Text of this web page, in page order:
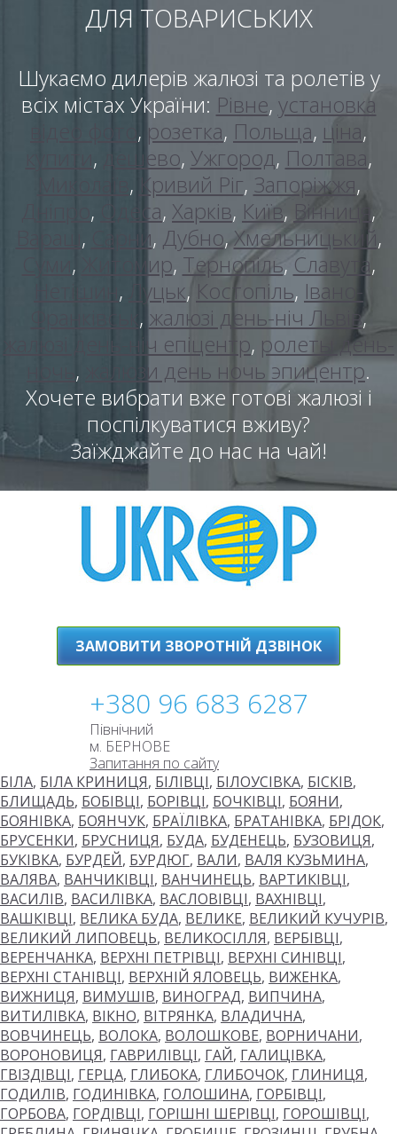
ДЛЯ ТОВАРИСЬКИХ
Шукаємо дилерів жалюзі та ролетів у
всіх містах України: Рівне, установка
відео фото , розетка, Польща, ціна,
, дешево, Ужгород, Полтава,
, Кривий Ріг, Запоріжжя,
, Одеса, Харків, Київ, Вінниця,
, Сарни, Дубно, Хмельницький,
, Житомир, Тернопіль, Славута,
Нетішин , Луцьк, Костопіль, Івано-
, жалюзі день-ніч Львів,
жалюзі день-ніч епіцентр, ролеты день-
, жалюзи день ночь эпицентр.
Хочете вибрати вже готові жалюзі і
поспілкуватися вживу?
Заїжджайте до нас на чай!
ЗАМОВИТИ ЗВОРОТНІЙ ДЗВІНОК
+380 96 683 6287
Північний
м. БЕРНОВЕ
Запитання по сайту
БІЛА, БІЛА КРИНИЦЯ, БІЛІВЦІ, БІЛОУСІВКА, БІСКІВ,
БЛИЩАДЬ, БОБІВЦІ, БОРІВЦІ, БОЧКІВЦІ, БОЯНИ,
БОЯНІВКА, БОЯНЧУК, БРАЇЛІВКА, БРАТАНІВКА, БРІДОК,
БРУСЕНКИ, БРУСНИЦЯ, БУДА, БУДЕНЕЦЬ, БУЗОВИЦЯ,
БУКІВКА, БУРДЕЙ, БУРДЮГ, ВАЛИ, ВАЛЯ КУЗЬМИНА,
ВАЛЯВА, ВАНЧИКІВЦІ, ВАНЧИНЕЦЬ, ВАРТИКІВЦІ,
ВАСИЛІВ, ВАСИЛІВКА, ВАСЛОВІВЦІ, ВАХНІВЦІ,
ВАШКІВЦІ, ВЕЛИКА БУДА, ВЕЛИКЕ, ВЕЛИКИЙ КУЧУРІВ,
ВЕЛИКИЙ ЛИПОВЕЦЬ, ВЕЛИКОСІЛЛЯ, ВЕРБІВЦІ,
ВЕРЕНЧАНКА, ВЕРХНІ ПЕТРІВЦІ, ВЕРХНІ СИНІВЦІ,
ВЕРХНІ СТАНІВЦІ, ВЕРХНІЙ ЯЛОВЕЦЬ, ВИЖЕНКА,
ВИЖНИЦЯ, ВИМУШІВ, ВИНОГРАД, ВИПЧИНА,
ВИТИЛІВКА, ВІКНО, ВІТРЯНКА, ВЛАДИЧНА,
ВОВЧИНЕЦЬ, ВОЛОКА, ВОЛОШКОВЕ, ВОРНИЧАНИ,
ВОРОНОВИЦЯ, ГАВРИЛІВЦІ, ГАЙ, ГАЛИЦІВКА,
ГВІЗДІВЦІ, ГЕРЦА, ГЛИБОКА, ГЛИБОЧОК, ГЛИНИЦЯ,
ГОДИЛІВ, ГОДИНІВКА, ГОЛОШИНА, ГОРБІВЦІ,
ГОРБОВА, ГОРДІВЦІ, ГОРІШНІ ШЕРІВЦІ, ГОРОШІВЦІ,